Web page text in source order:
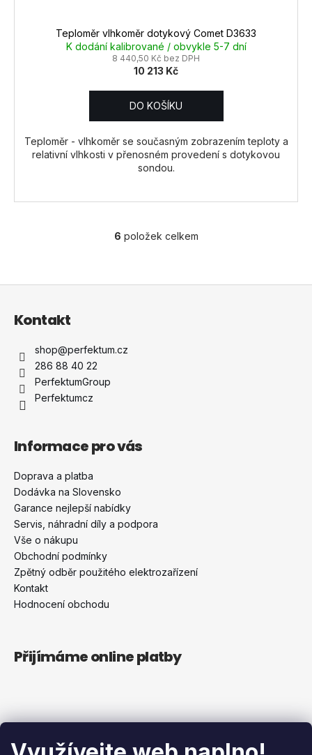
Teploměr vlhkoměr dotykový Comet D3633
K dodání kalibrované / obvykle 5-7 dní
8 440,50 Kč bez DPH
10 213 Kč
DO KOŠÍKU
Teploměr - vlhkoměr se současným zobrazením teploty a
relativní vlhkosti v přenosném provedení s dotykovou
sondou.
O
á
u
6 položek celkem
Z
Kontakt
shop@perfektum.cz
286 88 40 22
PerfektumGroup
Perfektumcz
Informace pro vás
Doprava a platba
Dodávka na Slovensko
Garance nejlepší nabídky
Servis, náhradní díly a podpora
Vše o nákupu
Obchodní podmínky
Zpětný odběr použitého elektrozařízení
Kontakt
Hodnocení obchodu
Přijímáme online platby
Blog